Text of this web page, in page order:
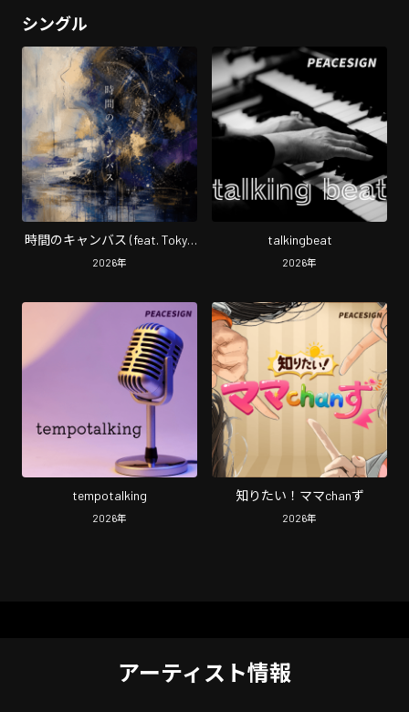
シングル
時間のキャンバス (feat. Tokyo
Twang)
2026年
talkingbeat
2026年
tempotalking
2026年
知りたい！ママchanず
2026年
アーティスト情報